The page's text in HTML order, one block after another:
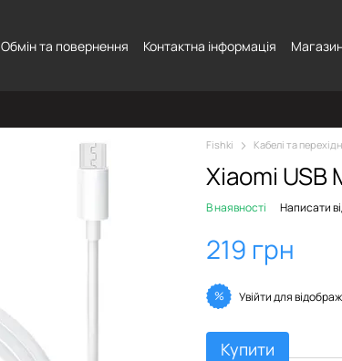
Обмін та повернення Контактна інформація
Fishki Кабелі та
Xiaomi USB
В наявності Написати
219 грн
% Увійтидля
Купити